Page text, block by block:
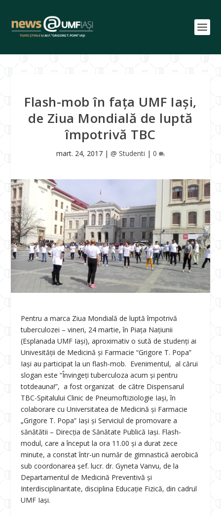
Flash-mob în fața UMF Iași,
de Ziua Mondială de luptă
împotrivă TBC
mart. 24, 2017 | @ Studenti | 0
Pentru a marca Ziua Mondială de luptă împotrivă
tuberculozei – vineri, 24 martie, în Piața Națiunii
(Esplanada UMF Iași), aproximativ o sută de studenți ai
Univesității de Medicină și Farmacie “Grigore T. Popa”
Iași au participat la un flash-mob. Evenimentul, al cărui
slogan este “Învingeți tuberculoza acum și pentru
totdeauna!”, a fost organizat de către Dispensarul
TBC-Spitalului Clinic de Pneumoftiziologie Iași, în
colaborare cu Universitatea de Medicină și Farmacie
„Grigore T. Popa” Iași și Serviciul de promovare a
sănătătii – Direcția de Sănătate Publică Iași. Flash-
modul, care a început la ora 11.00 și a durat zece
minute, a constat într-un număr de gimnastică aerobică
sub coordonarea șef. lucr. dr. Gyneta Vanvu, de la
Departamentul de Medicină Preventivă și
Interdisciplinaritate, disciplina Educație Fizică, din cadrul
UMF Iași.